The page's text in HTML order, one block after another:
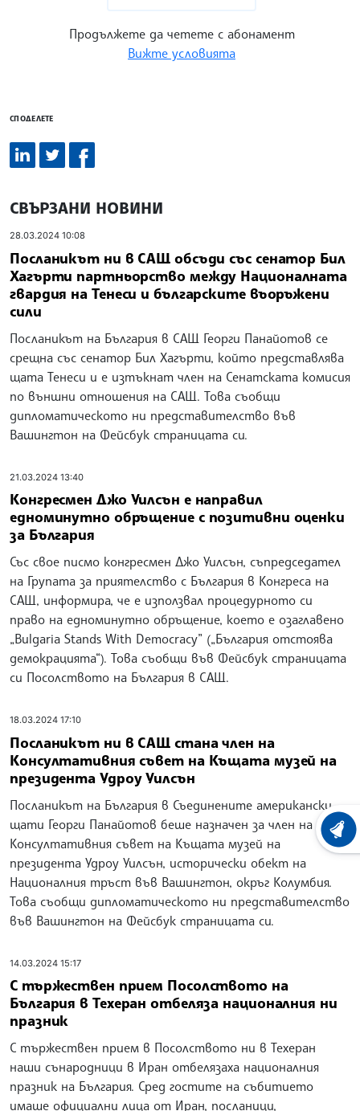
Продължете да четете с абонамент
Вижте условията
СПОДЕЛЕТЕ
СВЪРЗАНИ НОВИНИ
28.03.2024 10:08
Посланикът ни в САЩ обсъди със сенатор Бил
Хагърти партньорство между Националната
гвардия на Тенеси и българските въоръжени
сили
Посланикът на България в САЩ Георги Панайотов се
срещна със сенатор Бил Хагърти, който представлява
щата Тенеси и е изтъкнат член на Сенатската комисия
по външни отношения на САЩ. Това съобщи
дипломатическото ни представителство във
Вашингтон на Фейсбук страницата си.
21.03.2024 13:40
Конгресмен Джо Уилсън е направил
едноминутно обръщение с позитивни оценки
за България
Със свое писмо конгресмен Джо Уилсън, съпредседател
на Групата за приятелство с България в Конгреса на
САЩ, информира, че е използвал процедурното си
право на едноминутно обръщение, което е озаглавено
„Bulgaria Stands With Democracy” („България отстоява
демокрацията“). Това съобщи във Фейсбук страницата
си Посолството на България в САЩ.
18.03.2024 17:10
Посланикът ни в САЩ стана член на
Консултативния съвет на Къщата музей на
президента Удроу Уилсън
Посланикът на България в Съединените американски
щати Георги Панайотов беше назначен за член на
Консултативния съвет на Къщата музей на
президента Удроу Уилсън, исторически обект на
Националния тръст във Вашингтон, окръг Колумбия.
Това съобщи дипломатическото ни представителство
във Вашингтон на Фейсбук страницата си.
14.03.2024 15:17
С тържествен прием Посолството на
България в Техеран отбеляза националния ни
празник
С тържествен прием в Посолството ни в Техеран
наши сънародници в Иран отбелязаха националния
празник на България. Сред гостите на събитието
имаше официални лица от Иран, посланици,